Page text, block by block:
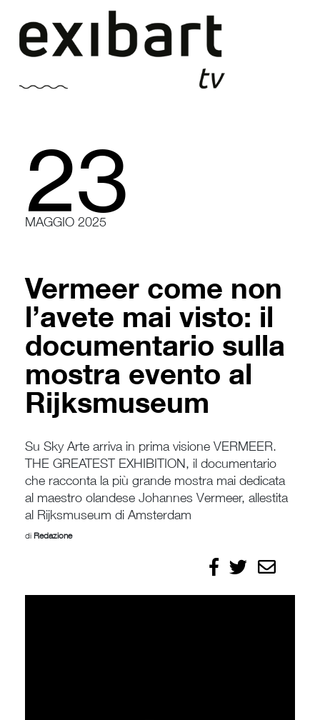
contenuto
23
MAGGIO 2025
Vermeer come non
l’avete mai visto: il
documentario sulla
mostra evento al
Rijksmuseum
Su Sky Arte arriva in prima visione VERMEER.
THE GREATEST EXHIBITION, il documentario
che racconta la più grande mostra mai dedicata
al maestro olandese Johannes Vermeer, allestita
al Rijksmuseum di Amsterdam
di Redazione
Condividi
su
Condividi
su
Invia
per